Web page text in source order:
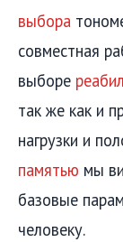
выбора
совместная
выборе
так же как и
нагрузки и
памятью мы
базовые
человеку.